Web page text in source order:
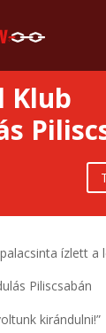
Klub
ízlett a
Piliscsabán